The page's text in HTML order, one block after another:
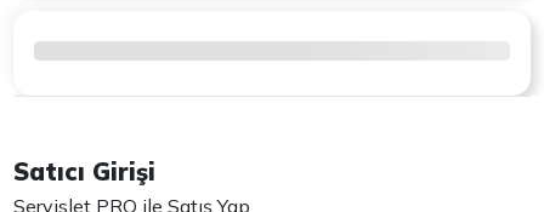
Satıcı Girişi
Servislet PRO ile Satış Yap